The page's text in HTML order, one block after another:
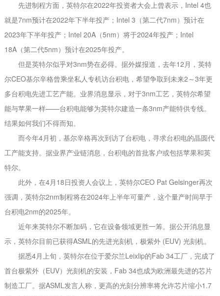
先进制程方面，英特尔在2022年投资者大会上曾表示，Intel 4也
就是7nm预计在2022年下半年投产；Intel 3（第二代7nm）预计在
2023年下半年投产；Intel 20A（5nm）将于2024年投产；Intel
18A（第二代5nm）预计在2025年投产。
但是英特尔似乎对3nm势在必得。据外媒报道，去年12月，英特
尔CEO基尔辛格曾乘坐私人专机访台积电，希望争取到未来2～3年更
多台积电先进工艺产能。业界消息显示，对于3nm工艺，英特尔希望
能与苹果一样——台积电能够为英特尔建造一条3nm产能特供专线。
结果如何我们不得而知。
而今年4月初，基尔辛格再次到访了台积电，寻求台积电的晶圆代
工产能支持。据业界产业链消息，台积电的首批客户或包括苹果和英
特尔。
此外，在4月18日投资人会议上，英特尔CEO Pat Gelsinger再次
强调，英特尔2nm制程将在2024年上半年可量产，这个量产时间早于
台积电2nm的2025年。
近年来英特尔不断加码，它在设备领域更胜一筹。据公开消息显
示，英特尔目前已获得ASML的先进光刻机，极紫外 (EUV) 光刻机。
据悉4月上旬，英特尔在位于爱尔兰Leixlip的Fab 34工厂，完成了
首台极紫外（EUV）光刻机的安装，Fab 34也成为欧洲最先进的芯片
制造工厂。据ASML发言人称，更高的光刻分辨率将允许芯片缩小1.7